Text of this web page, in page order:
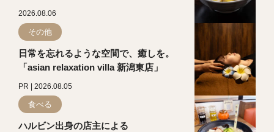
2026.08.06
その他
日常を忘れるような空間で、癒しを。
「asian relaxation villa 新潟東店」
PR | 2026.08.05
食べる
ハルビン出身の店主による